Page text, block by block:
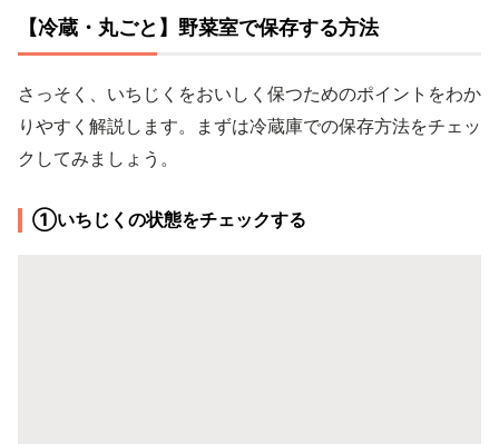
【冷蔵・丸ごと】野菜室で保存する方法
さっそく、いちじくをおいしく保つためのポイントをわか
りやすく解説します。まずは冷蔵庫での保存方法をチェッ
クしてみましょう。
①いちじくの状態をチェックする